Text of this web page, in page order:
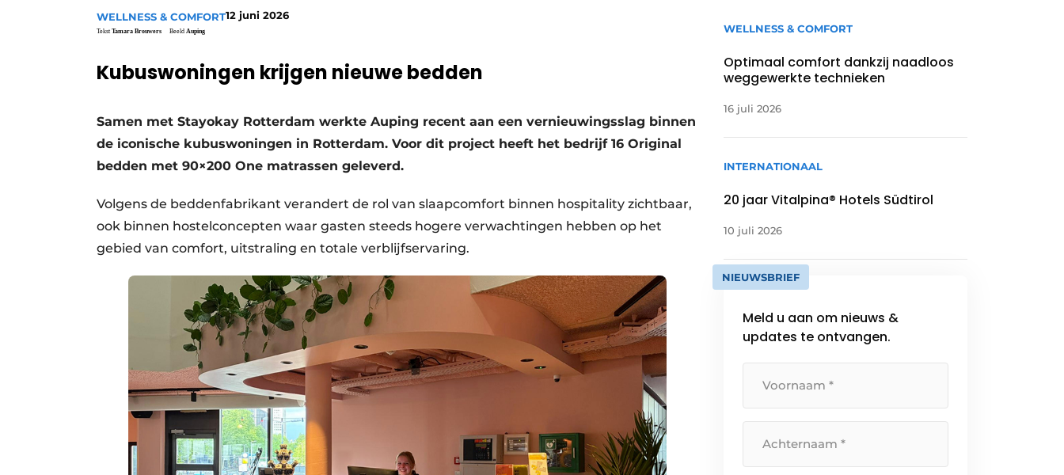
WELLNESS & COMFORT12 juni 2026
Tekst Tamara Brouwers Beeld Auping
Kubuswoningen krijgen nieuwe bedden
Samen met Stayokay Rotterdam werkte Auping recent aan een vernieuwingsslag binnen
de iconische kubuswoningen in Rotterdam. Voor dit project heeft het bedrijf 16 Original
bedden met 90×200 One matrassen geleverd.
Volgens de beddenfabrikant verandert de rol van slaapcomfort binnen hospitality zichtbaar,
ook binnen hostelconcepten waar gasten steeds hogere verwachtingen hebben op het
gebied van comfort, uitstraling en totale verblijfservaring.
WELLNESS & COMFORT
Optimaal comfort dankzij naadloos
weggewerkte technieken
16 juli 2026
INTERNATIONAAL
20 jaar Vitalpina® Hotels Südtirol
10 juli 2026
NIEUWSBRIEF
Meld u aan om nieuws &
updates te ontvangen.